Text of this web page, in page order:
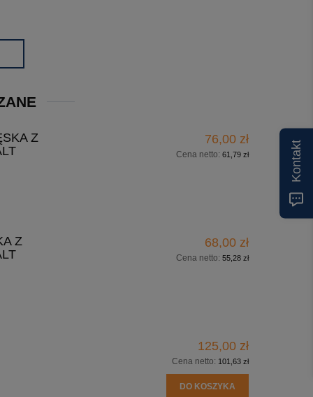
Z
76,00 zł
Cena netto: 61,79 zł
Z
68,00 zł
Cena netto: 55,28 zł
125,00 zł
Cena netto: 101,63 zł
DO KOSZYKA
Kontakt